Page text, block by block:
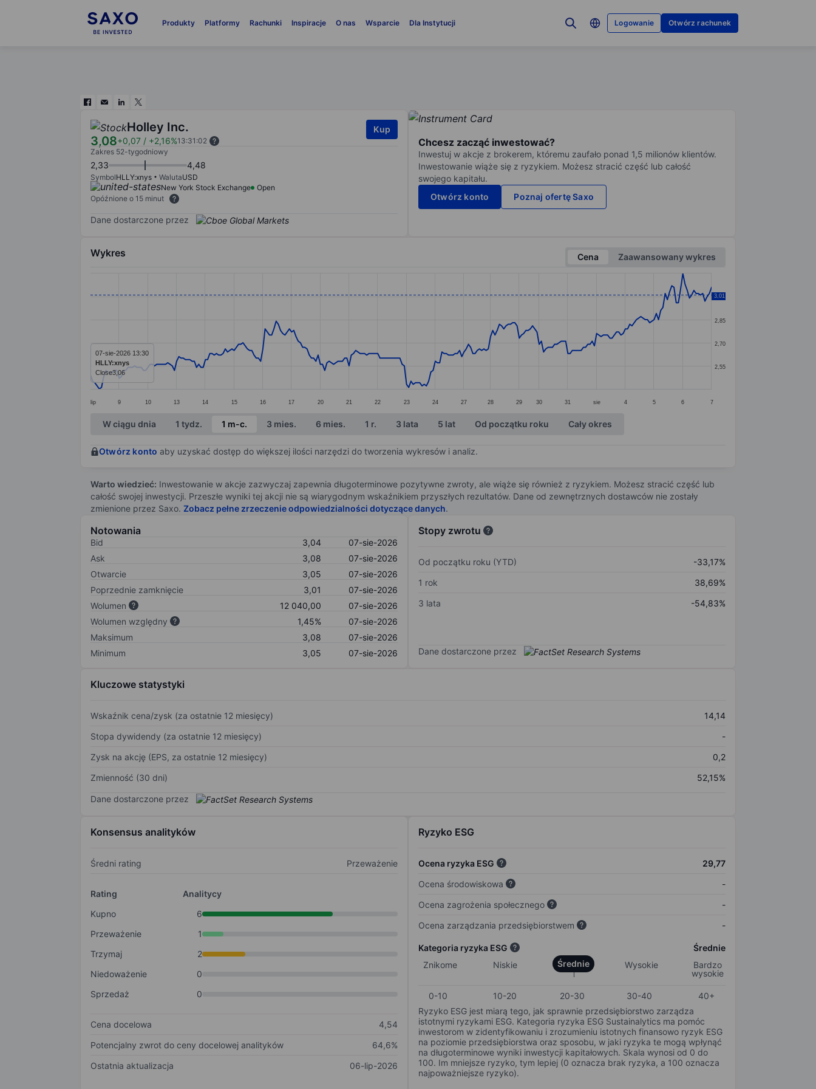
Produkty Platformy Rachunki Inspiracje O nas Wsparcie Dla Instytucji Logowanie Otwórz rachunek
Holley Inc.
3,08+0,07 / +2,16%13:31:02
Kup
Zakres 52-tygodniowy
2,33 4,48
SymbolHLLY:xnys WalutaUSD
New York Stock Exchange
Open
Opóźnione o 15 minut
Dane dostarczone przez
Chcesz zacząć inwestować?
Inwestuj w akcje z brokerem, któremu zaufało ponad 1,5 milionów klientów.
Inwestowanie wiąże się z ryzykiem. Możesz stracić część lub całość
swojego kapitału.
Otwórz konto
Poznaj ofertę Saxo
Wykres Cena
Zaawansowany wykres
The chart has 1 X axis displaying categories.
The chart has 1 Y axis displaying values. Data ranges from 2.4 to 3.15.
lip 9 10 13 14 15 16 17 20 21 22 23 24 27 28 29 30 31 sie 4 5 6 7
2,55
2,70
2,85
3,00
3,01
07-sie-2026 13:30
HLLY:xnys
Close3,06
End of interactive chart.
W ciągu dnia 1 tydz. 1 m-c. 3 mies. 6 mies. 1 r. 3 lata 5 lat Od początku roku Cały okres
Otwórz konto aby uzyskać dostęp do większej ilości narzędzi do tworzenia wykresów i analiz.
Warto wiedzieć: Inwestowanie w akcje zazwyczaj zapewnia długoterminowe pozytywne zwroty, ale wiąże się również z ryzykiem. Możesz stracić część lub
całość swojej inwestycji. Przeszłe wyniki tej akcji nie są wiarygodnym wskaźnikiem przyszłych rezultatów. Dane od zewnętrznych dostawców nie zostały
zmienione przez Saxo. Zobacz pełne zrzeczenie odpowiedzialności dotyczące danych.
Notowania
Bid 3,04
07-sie-2026
Ask
3,08
07-sie-2026
Otwarcie
3,05
07-sie-2026
Poprzednie zamknięcie
3,01
07-sie-2026
Wolumen
12 040,00
07-sie-2026
Wolumen względny
1,45%
07-sie-2026
Maksimum
3,08
07-sie-2026
Minimum
3,05 07-sie-2026
Stopy zwrotu
Od początku roku (YTD)
-33,17%
1 rok
38,69%
3 lata
-54,83%
Dane dostarczone przez
Kluczowe statystyki
Wskaźnik cena/zysk (za ostatnie 12 miesięcy)
14,14
Stopa dywidendy (za ostatnie 12 miesięcy)
-
Zysk na akcję (EPS, za ostatnie 12 miesięcy)
0,2
Zmienność (30 dni)
52,15%
Dane dostarczone przez
Konsensus analityków
Średni rating Przeważenie
Rating
Analitycy
Kupno
6
Przeważenie
1
Trzymaj
2
Niedoważenie
0
Sprzedaż
0
Cena docelowa
4,54
Potencjalny zwrot do ceny docelowej analityków
64,6%
Ostatnia aktualizacja
06-lip-2026
Ryzyko ESG
Ocena ryzyka ESG
29,77
Ocena środowiskowa
-
Ocena zagrożenia społecznego
-
Ocena zarządzania przedsiębiorstwem
-
Kategoria ryzyka ESG
Średnie
Znikome
Niskie Średnie Wysokie
Bardzo
wysokie
0-10 10-20 20-30 30-40
40+
Ryzyko ESG jest miarą tego, jak sprawnie przedsiębiorstwo zarządza
istotnymi ryzykami ESG. Kategoria ryzyka ESG Sustainalytics ma pomóc
inwestorom w zidentyfikowaniu i zrozumieniu istotnych finansowo ryzyk ESG
na poziomie przedsiębiorstwa oraz sposobu, w jaki ryzyka te mogą wpłynąć
na długoterminowe wyniki inwestycji kapitałowych. Skala wynosi od 0 do
100. Im mniejsze ryzyko, tym lepiej (0 oznacza brak ryzyka, a 100 oznacza
najpoważniejsze ryzyko).